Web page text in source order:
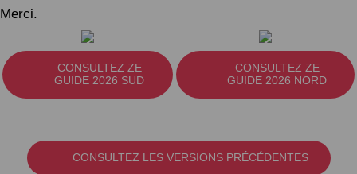
Merci.
CONSULTEZ ZE
GUIDE 2026 SUD
CONSULTEZ ZE
GUIDE 2026 NORD
CONSULTEZ LES VERSIONS PRÉCÉDENTES